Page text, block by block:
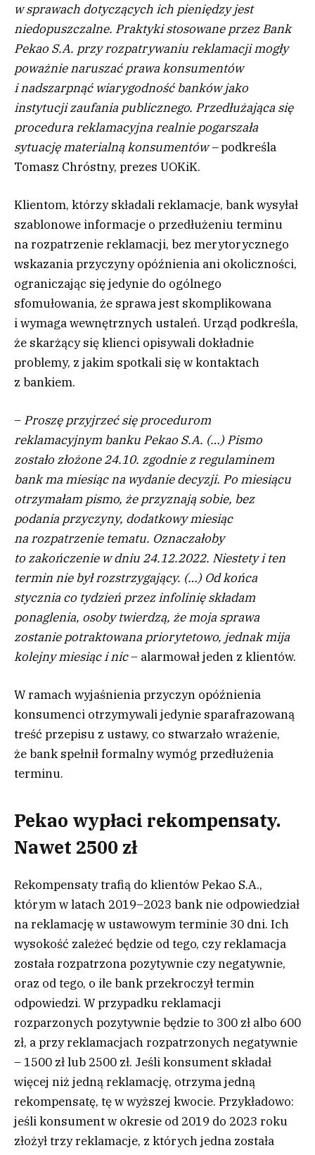
w sprawach dotyczących ich pieniędzy jest
niedopuszczalne. Praktyki stosowane przez Bank
Pekao S.A. przy rozpatrywaniu reklamacji mogły
poważnie naruszać prawa konsumentów
i nadszarpnąć wiarygodność banków jako
instytucji zaufania publicznego. Przedłużająca się
procedura reklamacyjna realnie pogarszała
sytuację materialną konsumentów –podkreśla
Tomasz Chróstny, prezes UOKiK.
Klientom, którzy składali reklamacje, bank wysyłał
szablonowe informacje o przedłużeniu terminu
na rozpatrzenie reklamacji, bez merytorycznego
wskazania przyczyny opóźnienia ani okoliczności,
ograniczając się jedynie do ogólnego
sfomułowania, że sprawa jest skomplikowana
i wymaga wewnętrznych ustaleń. Urząd podkreśla,
że skarżący się klienci opisywali dokładnie
problemy, z jakim spotkali się w kontaktach
z bankiem.
– Proszę przyjrzeć się procedurom
reklamacyjnym banku Pekao S.A. (…) Pismo
zostało złożone 24.10. zgodnie z regulaminem
bank ma miesiąc na wydanie decyzji. Po miesiącu
otrzymałam pismo, że przyznają sobie, bez
podania przyczyny, dodatkowy miesiąc
na rozpatrzenie tematu. Oznaczałoby
to zakończenie w dniu 24.12.2022. Niestety i ten
termin nie był rozstrzygający. (…) Od końca
stycznia co tydzień przez infolinię składam
ponaglenia, osoby twierdzą, że moja sprawa
zostanie potraktowana priorytetowo, jednak mija
kolejny miesiąc i nic– alarmował jeden z klientów.
W ramach wyjaśnienia przyczyn opóźnienia
konsumenci otrzymywali jedynie sparafrazowaną
treść przepisu z ustawy, co stwarzało wrażenie,
że bank spełnił formalny wymóg przedłużenia
terminu.
Pekao wypłaci rekompensaty.
Nawet 2500 zł
Rekompensaty trafią do klientów Pekao S.A.,
którym w latach 2019–2023 bank nie odpowiedział
na reklamację w ustawowym terminie 30 dni. Ich
wysokość zależeć będzie od tego, czy reklamacja
została rozpatrzona pozytywnie czy negatywnie,
oraz od tego, o ile bank przekroczył termin
odpowiedzi. W przypadku reklamacji
rozparzonych pozytywnie będzie to 300 zł albo 600
zł, a przy reklamacjach rozpatrzonych negatywnie
– 1500 zł lub 2500 zł. Jeśli konsument składał
więcej niż jedną reklamację, otrzyma jedną
rekompensatę, tę w wyższej kwocie. Przykładowo:
jeśli konsument w okresie od 2019 do 2023 roku
złożył trzy reklamacje, z których jedna została